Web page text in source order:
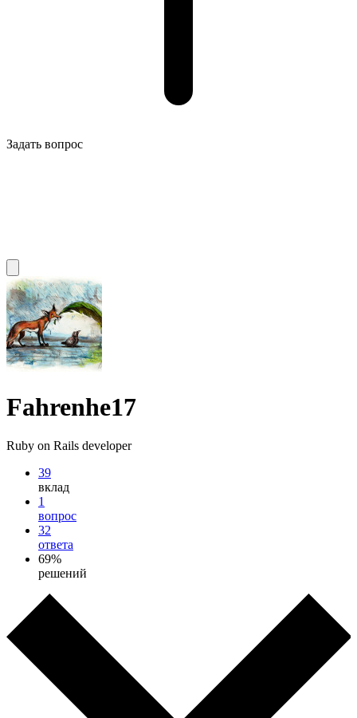
Задать вопрос
Fahrenhe17
Ruby on Rails developer
39
вклад
1
вопрос
32
ответа
69%
решений